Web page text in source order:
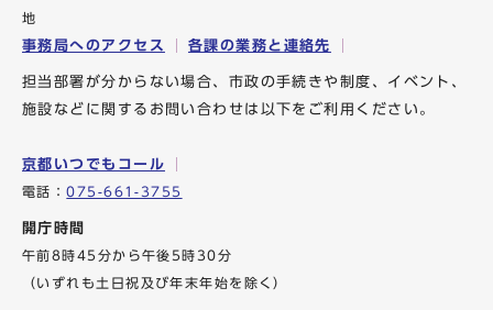
地
事務局へのアクセス 各課の業務と連絡先
担当部署が分からない場合、市政の手続きや制度、イベント、
施設などに関するお問い合わせは以下をご利用ください。
京都いつでもコール
電話：075-661-3755
開庁時間
午前8時45分から午後5時30分
（いずれも土日祝及び年末年始を除く）